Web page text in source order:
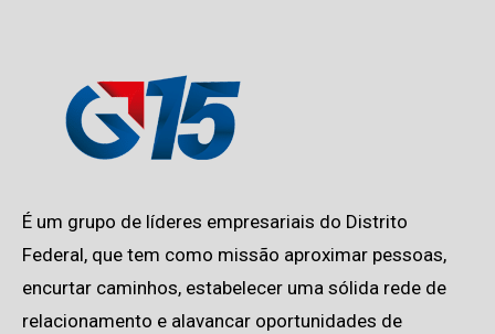
É um grupo de líderes empresariais do Distrito
Federal, que tem como missão aproximar pessoas,
encurtar caminhos, estabelecer uma sólida rede de
relacionamento e alavancar oportunidades de